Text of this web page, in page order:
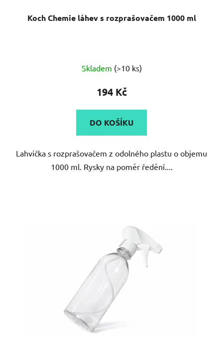
Koch Chemie láhev s rozprašovačem 1000 ml
hodnocení
produktu
4,7
z
hvězdiček.
Skladem (>10 ks)
194 Kč
DO KOŠÍKU
Lahvička s rozprašovačem z odolného plastu o objemu
1000 ml. Rysky na poměr ředění....